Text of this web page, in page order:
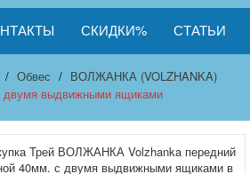
СКИДКИ% СТАТЬИ
Обвес
ВОЛЖАНКА (VOLZHANKA)
выдвижными ящиками